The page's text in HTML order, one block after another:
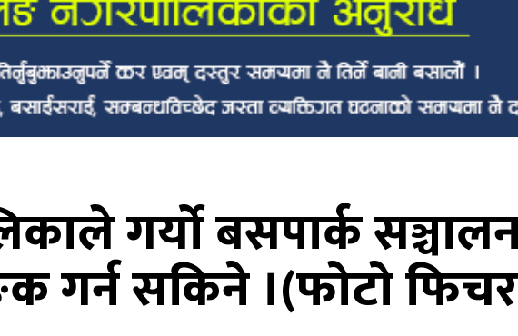
गर्यो बसपार्क
गर्न सकिने ।(फोटो